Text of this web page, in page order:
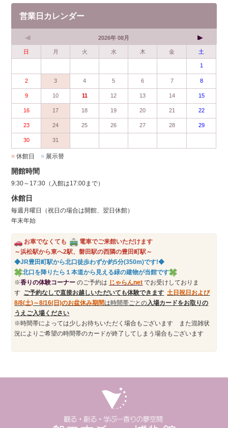
営業日カレンダー
2026年 08月
日 月 火 水 木 金 土
1
2 3 4 5 6 7 8
9 10 11 12 13 14 15
16 17 18 19 20 21 22
23 24 25 26 27 28 29
30 31
■ 休館日 ■ 展示替
開館時間
9:30～17:30（入館は17:00まで）
休館日
毎週月曜日（祝日の場合は開館、翌日休館）
年末年始
お車でなくても
電車でご来館いただけます
～浜松駅から東へ2駅、磐田駅の西隣の豊田町駅～
◆JR豊田町駅から北口徒歩わずか約5分(350m)です!◆
北口を降りたら１本道から見える緑の建物が当館です
※香りの体験コーナー のご予約は じゃらんnet でお受けしておりま
す ご予約なしで直接お越しいただいても体験できます 土日祝日および
8/8(土)～8/16(日)のお盆休み期間は時間帯ごとの入場カードをお取りの
うえご入場ください
※時間帯によっては少しお待ちいただく場合もございます また混雑状
況によりご希望の時間帯のカードが終了してしまう場合もございます